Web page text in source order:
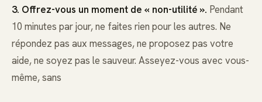
3. Offrez-vous un moment de « non-utilité ». Pendant
10 minutes par jour, ne faites rien pour les autres. Ne
répondez pas aux messages, ne proposez pas votre
aide, ne soyez pas le sauveur. Asseyez-vous avec vous-
même, sans